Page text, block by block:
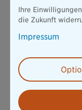
1534
Ihre
die Zukunft
Impressum
Mehr erfahren